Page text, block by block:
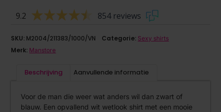
9.2 854 reviews
SKU: M2004/211383/1000/VN Categorie: Sexy shirts
Merk: Manstore
Beschrijving Aanvullende informatie
Voor de man die weer wat anders wil dan zwart of
blauw. Een opvallend wit wetlook shirt met een mooie